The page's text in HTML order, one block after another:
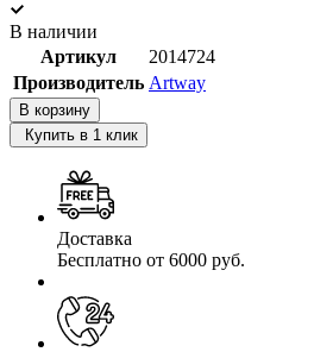
В наличии
Артикул
2014724
Производитель Artway
В корзину
Купить в 1 клик
Доставка
Бесплатно от 6000 руб.